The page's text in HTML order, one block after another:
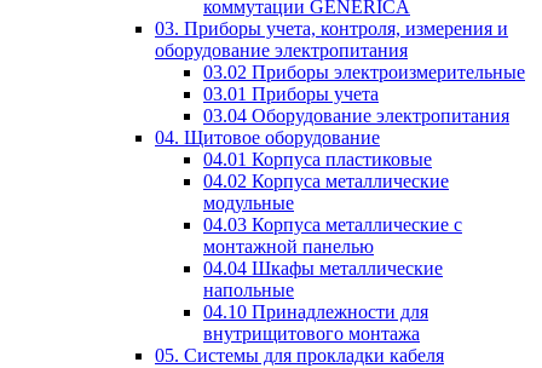
коммутации GENERICA
03. Приборы учета, контроля, измерения и
оборудование электропитания
03.02 Приборы электроизмерительные
03.01 Приборы учета
03.04 Оборудование электропитания
04. Щитовое оборудование
04.01 Корпуса пластиковые
04.02 Корпуса металлические
модульные
04.03 Корпуса металлические с
монтажной панелью
04.04 Шкафы металлические
напольные
04.10 Принадлежности для
внутрищитового монтажа
05. Системы для прокладки кабеля